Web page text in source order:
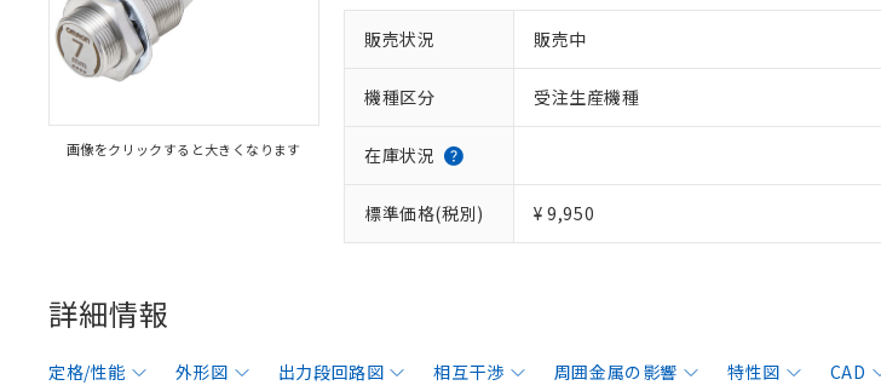
画像をクリックすると大きくなります
販売状況 販売中
機種区分 受注生産機種
在庫状況
標準価格(税別) ¥ 9,950
詳細情報
定格/性能 外形図 出力段回路図 相互干渉 周囲金属の影響 特性図 CAD